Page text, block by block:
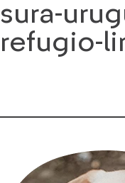
Saltar
al
contenido
sura-
refugio-